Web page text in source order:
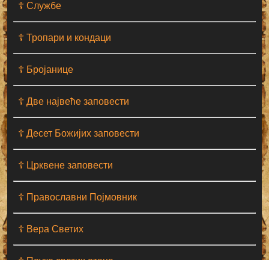
☦ Службе
☦ Тропари и кондаци
☦ Бројанице
☦ Две највеће заповести
☦ Десет Божијих заповести
☦ Црквене заповести
☦ Православни Појмовник
☦ Вера Светих